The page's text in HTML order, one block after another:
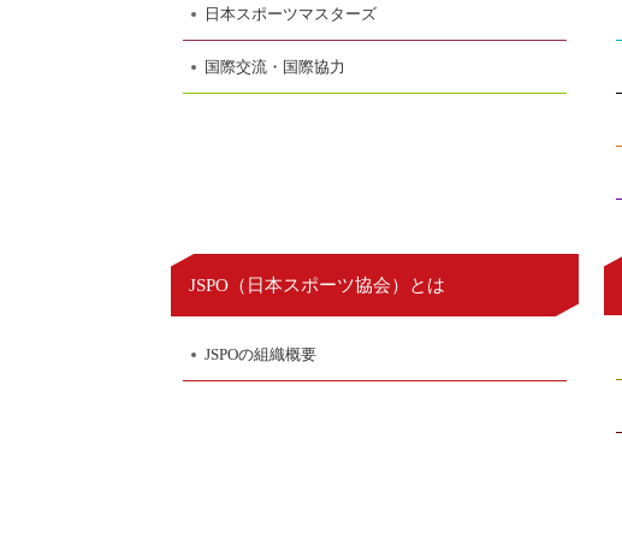
日本スポーツマスターズ
国際交流・国際協力
JSPO（ 日本スポーツ協会）とは
JSPOの組織概要